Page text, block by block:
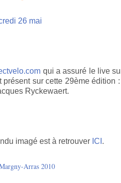
26 mai
qui a assuré le live
présent sur cette 29ème édition
Ryckewaert.
imagé est à retrouver ICI .
Arras 2010